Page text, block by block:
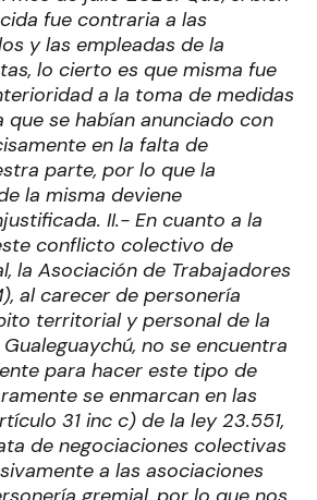
fue contraria a las
y las empleadas de la
lo cierto es que misma fue
a la toma de medidas
se habían anunciado con
en la falta de
parte, por lo que la
la misma deviene
II.- En cuanto a la
conflicto colectivo de
la Asociación de Trabajadores
al carecer de personería
territorial y personal de la
no se encuentra
para hacer este tipo de
se enmarcan en las
31 inc c) de la ley 23.551,
de negociaciones colectivas
a las asociaciones